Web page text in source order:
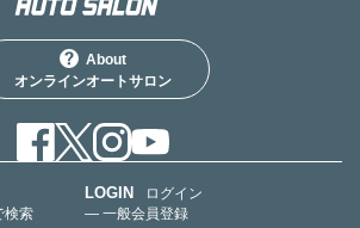
About
オンラインオートサロン
検索
LOGIN
ログイン
— 一般会員登録